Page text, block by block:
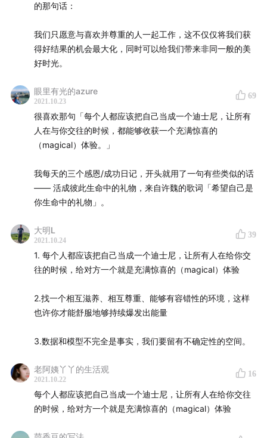
有知有行该不该有粉色文化墙 & 粉色衬衫的故事
8:48 金融界人士的两种日常作息
毕业求职时，陈博士寄出了 300+ 份简历
句话经验
职场中的换位思考 = 培养自己思考「为什么」和
「每个人都应该把自己当成一个迪士尼，让所有人
跟你交往的时候，收获充满惊喜的（magical）体验」
金融除了是赚钱的工具，更是一门严谨的应用科学
段想实现些什么？
31:06 千禧年互联网泡沫破裂时，美国金融行业是怎样的
光景？
早期互联网发展的顶峰时期，陈博士的同期同事都
走光了？！
的那句话：
我们只愿意与喜欢并尊重的人一起工作，这不仅仅将我们获
得好结果的机会最大化，同时可以给我们带来非同一般的美
好时光。
眼里有光的azure
2021.10.23
69
很喜欢那句「每个人都应该把自己当成一个迪士尼，让所有
人在与你交往的时候，都能够收获一个充满惊喜的
（magical）体验。」
我每天的三个感恩/成功日记，开头就用了一句有些类似的话
—— 活成彼此生命中的礼物，来自许魏的歌词「希望自己是
你生命中的礼物」。
大明L
2021.10.24
39
1. 每个人都应该把自己当成一个迪士尼，让所有人在给你交
往的时候，给对方一个就是充满惊喜的（magical）体验
2.找一个相互滋养、相互尊重、能够有容错性的环境，这样
也许你才能舒服地够持续爆发出能量
3.数据和模型不完全是事实，我们要留有不确定性的空间。
老阿姨丫丫的生活观
2021.10.22
16
每个人都应该把自己当成一个迪士尼，让所有人在给你交往
的时候，给对方一个就是充满惊喜的（magical）体验